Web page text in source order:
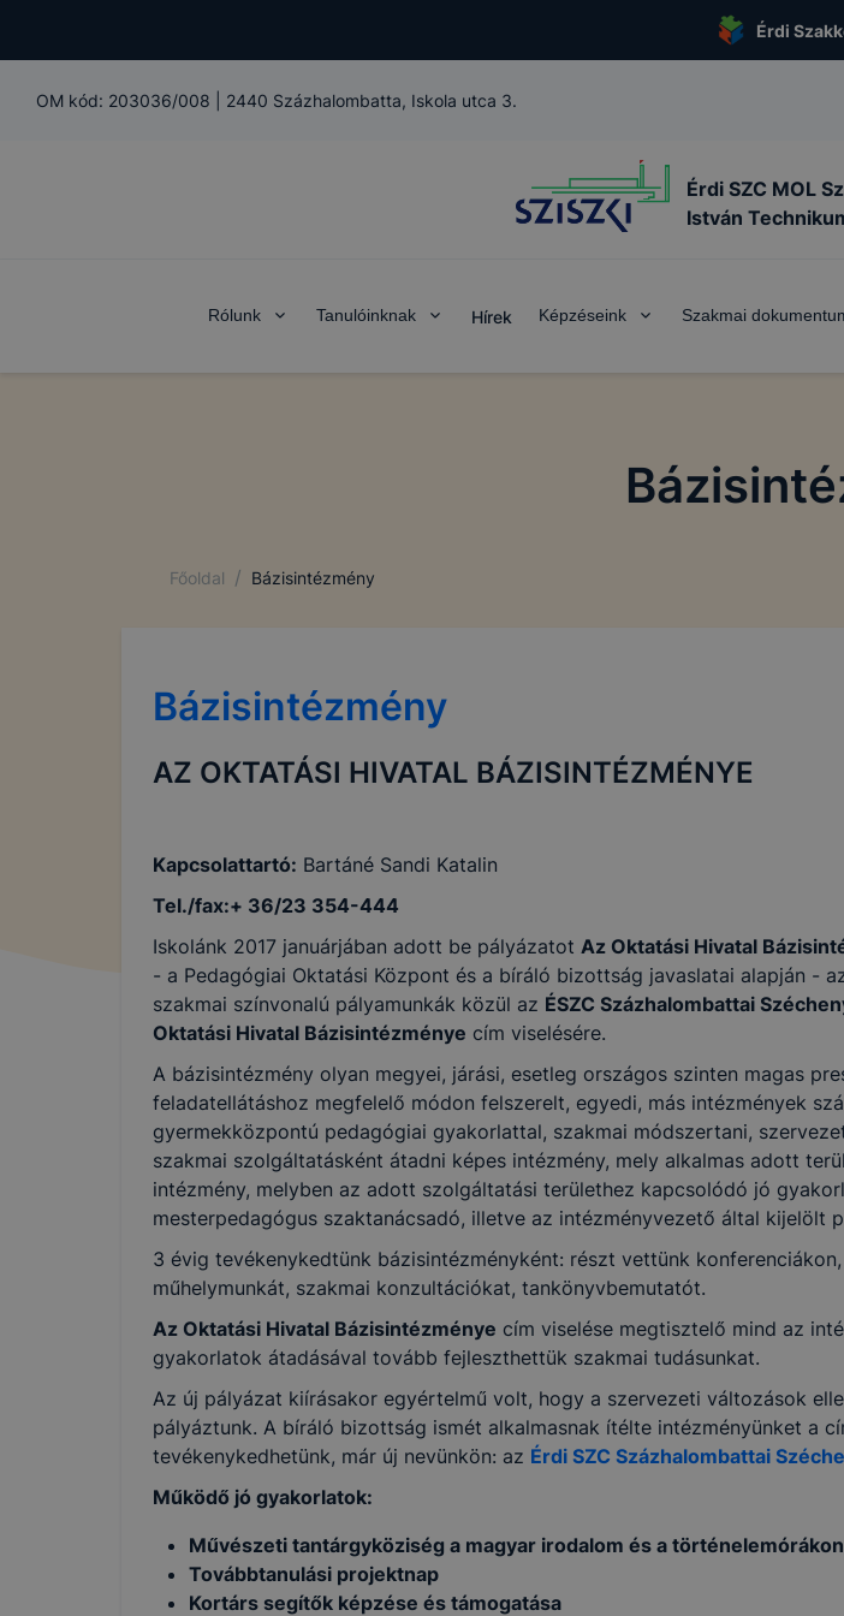
Érdi
OM kód: 203036/008 2440 Százhalombatta, Iskola utca 3.
Érdi SZC MOL
István
Rólunk Tanulóinknak Hírek Képzéseink Szakmai
Főoldal / Bázisintézmény
Bázisintézmény
AZ OKTATÁSI HIVATAL BÁZISINTÉZMÉNYE
Kapcsolattartó: Bartáné Sandi Katalin
Tel./fax:+ 36/23 354-444
Iskolánk 2017 januárjában adott be pályázatot Az Oktatási Hivatal
- a Pedagógiai Oktatási Központ és a bíráló bizottság javaslatai alapján -
szakmai színvonalú pályamunkák közül az ÉSZC Százhalombattai
Oktatási Hivatal Bázisintézménye cím viselésére.
A bázisintézmény olyan megyei, járási, esetleg országos szinten magas
feladatellátáshoz megfelelő módon felszerelt, egyedi, más intézmények
gyermekközpontú pedagógiai gyakorlattal, szakmai módszertani,
szakmai szolgáltatásként átadni képes intézmény, mely alkalmas adott
intézmény, melyben az adott szolgáltatási területhez kapcsolódó jó
mesterpedagógus szaktanácsadó, illetve az intézményvezető által kijelölt
3 évig tevékenykedtünk bázisintézményként: részt vettünk
műhelymunkát, szakmai konzultációkat, tankönyvbemutatót.
Az Oktatási Hivatal Bázisintézménye cím viselése megtisztelő mind az
gyakorlatok átadásával tovább fejleszthettük szakmai tudásunkat.
Az új pályázat kiírásakor egyértelmű volt, hogy a szervezeti változások
pályáztunk. A bíráló bizottság ismét alkalmasnak ítélte intézményünket a
tevékenykedhetünk, már új nevünkön: az Érdi SZC Százhalombattai
Működő jó gyakorlatok:
Művészeti tantárgyköziség a magyar irodalom és a történelemórákon
Továbbtanulási projektnap
Kortárs segítők képzése és támogatása